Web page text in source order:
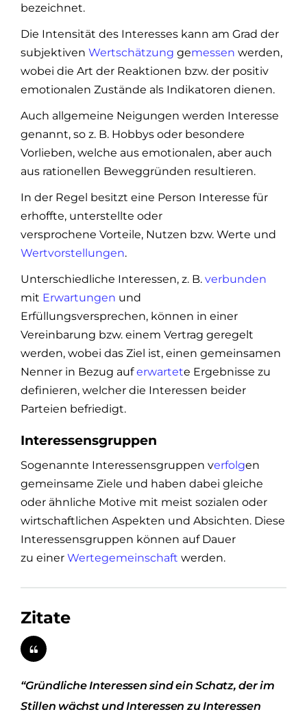
bezeichnet.
Die Intensität des Interesses kann am Grad der
subjektiven Wertschätzung gemessen werden,
wobei die Art der Reaktionen bzw. der positiv
emotionalen Zustände als Indikatoren dienen.
Auch allgemeine Neigungen werden Interesse
genannt, so z. B. Hobbys oder besondere
Vorlieben, welche aus emotionalen, aber auch
aus rationellen Beweggründen resultieren.
In der Regel besitzt eine Person Interesse für
erhoffte, unterstellte oder
versprochene Vorteile, Nutzen bzw. Werte und
Wertvorstellungen.
Unterschiedliche Interessen, z. B. verbunden
mit Erwartungen und
Erfüllungsversprechen, können in einer
Vereinbarung bzw. einem Vertrag geregelt
werden, wobei das Ziel ist, einen gemeinsamen
Nenner in Bezug auferwartete Ergebnisse zu
definieren, welcher die Interessen beider
Parteien befriedigt.
Interessensgruppen
Sogenannte Interessensgruppen verfolgen
gemeinsame Ziele und haben dabei gleiche
oder ähnliche Motive mit meist sozialen oder
wirtschaftlichen Aspekten und Absichten. Diese
Interessensgruppen können auf Dauer
zu einer Wertegemeinschaft werden.
Zitate
“Gründliche Interessen sind ein Schatz, der im
Stillen wächst und Interessen zu Interessen